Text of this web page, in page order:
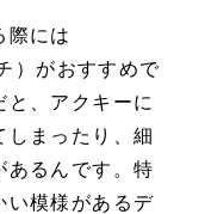
際には
）がおすすめで
、アクキーに
しまったり、細
あるんです。特
い模様があるデ